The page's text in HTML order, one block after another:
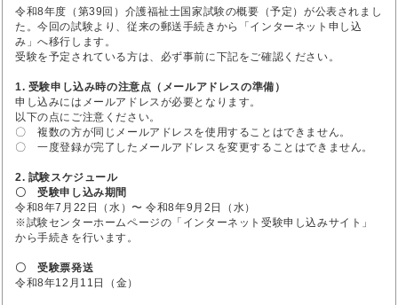
令和8年度（第39回）介護福祉士国家試験の概要（予定）が公表されまし
た。今回の試験より、従来の郵送手続きから「インターネット申し込
み」へ移行します。
受験を予定されている方は、必ず事前に下記をご確認ください。
1. 受験申し込み時の注意点（メールアドレスの準備）
申し込みにはメールアドレスが必要となります。
以下の点にご注意ください。
〇 複数の方が同じメールアドレスを使用することはできません。
〇 一度登録が完了したメールアドレスを変更することはできません。
2. 試験スケジュール
〇 受験申し込み期間
令和8年7月22日（水）〜 令和8年9月2日（水）
※試験センターホームページの「インターネット受験申し込みサイト」
から手続きを行います。
〇 受験票発送
令和8年12月11日（金）